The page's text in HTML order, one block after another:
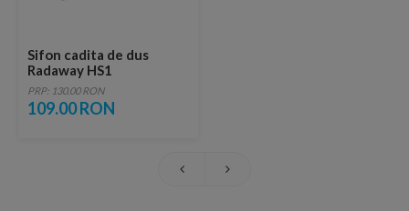
Sifon cadita de dus
Radaway HS1
PRP: 130.00 RON
109.00 RON